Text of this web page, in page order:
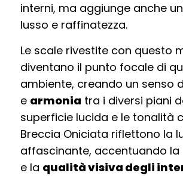
interni, ma aggiunge anche
lusso e raffinatezza.
Le scale rivestite con questo
diventano il punto focale di
ambiente, creando un senso
e armonia tra i diversi piani
superficie lucida e le tonalità
Breccia Oniciata riflettono la
affascinante, accentuando la
e la qualità visiva degli